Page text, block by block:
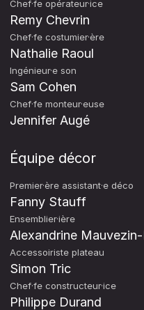
Chef·fe opérateur·ice
Remy Chevrin
Chef·fe costumier·ère
Nathalie Raoul
Ingénieur·e son
Sam Cohen
Chef·fe monteur·euse
Jennifer Augé
Équipe décor
Premier·ère assistant·e déco
Fanny Stauff
Ensemblier·ière
Alexandrine
Accessoiriste plateau
Simon Tric
Chef·fe constructeur·ice
Philippe Durand